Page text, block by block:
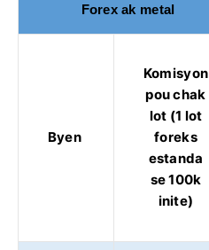
Forex ak metal
Byen
Komisyon
pou chak
lot (1 lot
foreks
estanda
se 100k
inite)